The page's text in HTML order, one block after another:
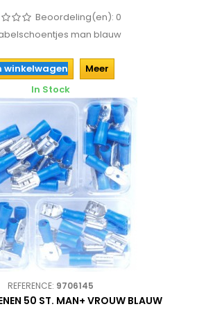
Beoordeling(en): 0
man blauw
winkelwagen
Meer
In Stock
REFERENCE: 9706145
50 ST. MAN+ VROUW BLAUW